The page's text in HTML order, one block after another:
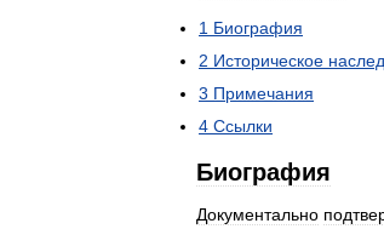
1 Биография
2 Историческое
3 Примечания
4 Ссылки
Биография
Документально